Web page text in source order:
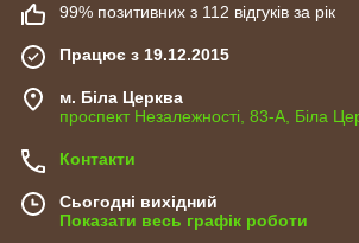
99% позитивних з 112 відгуків за рік
Працює з 19.12.2015
м. Біла Церква
проспект Незалежності, 83-А, Біла
Контакти
Сьогодні вихідний
Показати весь графік роботи